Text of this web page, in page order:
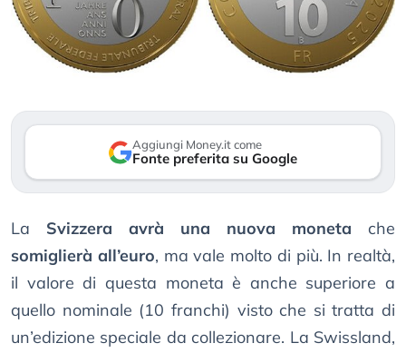
Aggiungi Money.it come
Fonte preferita su Google
La Svizzera avrà una nuova moneta che
somiglierà all’euro, ma vale molto di più. In realtà,
il valore di questa moneta è anche superiore a
quello nominale (10 franchi) visto che si tratta di
un’edizione speciale da collezionare. La Swissland,